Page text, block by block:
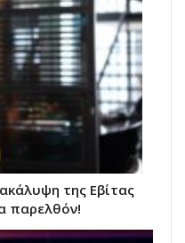
της Εβίτας
παρελθόν!